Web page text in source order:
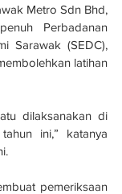
Metro Sdn Bhd,
Perbadanan
Sarawak (SEDC),
latihan
dilaksanakan di
ini,” katanya
pemeriksaan